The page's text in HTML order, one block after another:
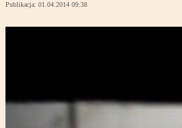
Publikacja: 01.04.2014 09:38